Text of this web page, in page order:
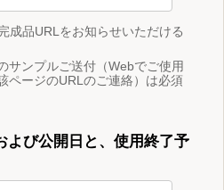
成品URLをお知らせいただける
サンプルご送付（Webでご使用
ページのURLのご連絡）は必須
よび公開日と、使用終了予